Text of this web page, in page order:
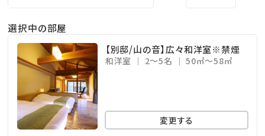
■温泉（2つの自家源泉から湧くph9.2の美肌の湯）
＜大浴場：杜の湯＞
男女ともに内湯、壺風呂、岩露天風呂や檜露天風呂な
10種のお風呂が並び、湯めぐりをお楽しみいただけま
す。
＜貸切風呂＞
選択中の部屋
【別邸/山の音】広々和洋室※禁煙
和洋室 2～5名 50㎡～58㎡
変更する